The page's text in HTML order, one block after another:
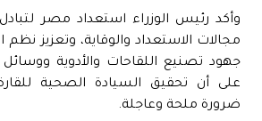
وأكد رئيس الوزراء استعداد مصر
مجالات الاستعداد والوقاية، وتعزيز نظم
جهود تصنيع اللقاحات والأدوية
على أن تحقيق السيادة الصحية
ضرورة ملحة وعاجلة.